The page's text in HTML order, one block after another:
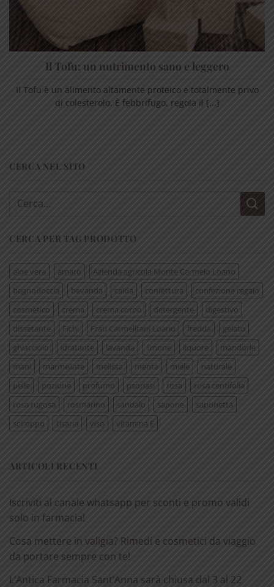
Il Tofu: un nutrimento sano e leggero
Il Tofu è un alimento altamente proteico e totalmente privo
di colesterolo. È febbrifugo, regola il [...]
CERCA NEL SITO
Cerca:
CERCA PER TAG PRODOTTO
aloe vera amaro
Azienda agricola Monte Carmelo Loano
bagnodoccia
bevanda calda confettura
confezione regalo
cosmetico
crema crema corpo detergente
digestivo
dissetante
Fichi Frati Carmelitani Loano fredda
gelato
ghiacciolo
idratante lavanda limone liquore
mandorle
mani
marmellate melissa menta miele
naturale
pelle
pozione profumo psoriasi rosa
rosa centifolia
rosa rugosa
rosmarino sandalo sapone
saponetta
sciroppo
tisana viso vitamina E
ARTICOLI RECENTI
Iscriviti al canale whatsapp per sconti e promo validi
solo in farmacia!
Cosa mettere in valigia? Rimedi e cosmetici da viaggio
da portare sempre con te!
L’Antica Farmacia Sant’Anna sarà chiusa dal 3 al 22